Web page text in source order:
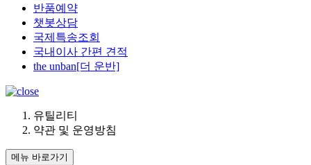
반품예약
챗봇상담
국제특송조회
국내이사 간편 견적
the unban[더 운반]
유틸리티
약관 및 운영방침
메뉴 바로가기